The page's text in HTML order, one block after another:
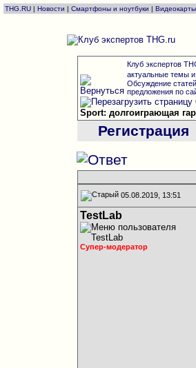
THG.RU | Новости | Смартфоны и ноутбуки | Видеокарты
Клуб экспертов
актуальные темы и
Обсуждение
предложения по
Sport: долгоиграющая
Регистрация
05.08.2019, 13:51
TestLab
Супер-модератор